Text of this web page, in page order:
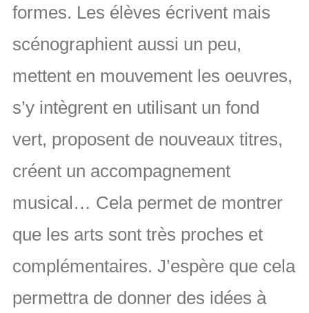
formes. Les élèves écrivent mais
scénographient aussi un peu,
mettent en mouvement les oeuvres,
s’y intègrent en utilisant un fond
vert, proposent de nouveaux titres,
créent un accompagnement
musical… Cela permet de montrer
que les arts sont très proches et
complémentaires. J’espère que cela
permettra de donner des idées à